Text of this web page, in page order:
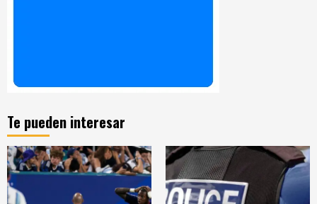
Te pueden interesar